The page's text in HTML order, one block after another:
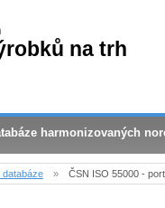
na trh
harmonizovaných
databáze » ČSN ISO 55000 -